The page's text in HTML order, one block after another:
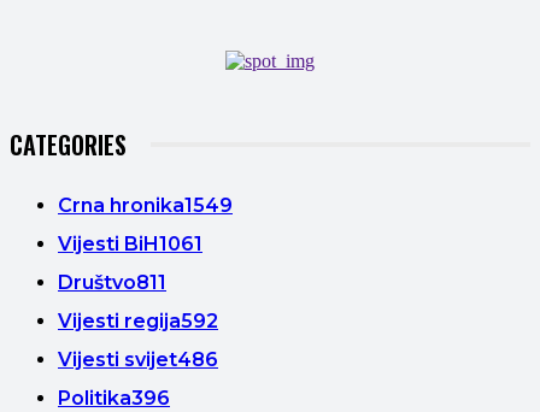
CATEGORIES
Crna hronika1549
Vijesti BiH1061
Društvo811
Vijesti regija592
Vijesti svijet486
Politika396